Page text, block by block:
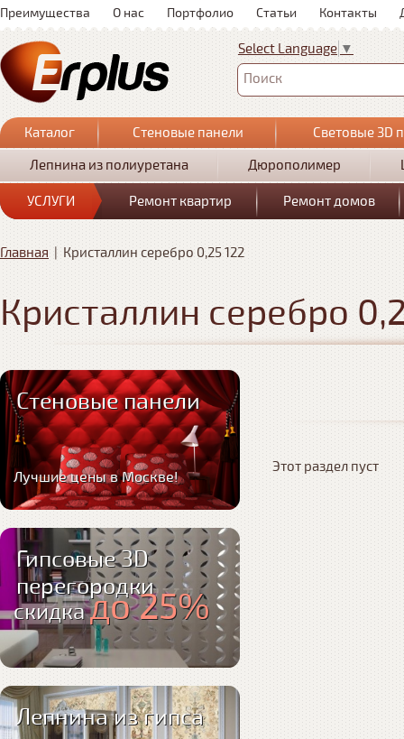
Преимущества О нас Портфолио Статьи Контакты
Select Language ▼
Поиск
Каталог Стеновые панели
Световые 3D
Лепнина из полиуретана
Дюрополимер
УСЛУГИ Ремонт квартир Ремонт домов
Главная | Кристаллин серебро 0,25 122
Кристаллин серебро
Этот раздел пуст
Стеновые панели
Лучшие цены в Москве!
Гипсовые 3D
перегородки
скидкадо 25%
Лепнина из гипса